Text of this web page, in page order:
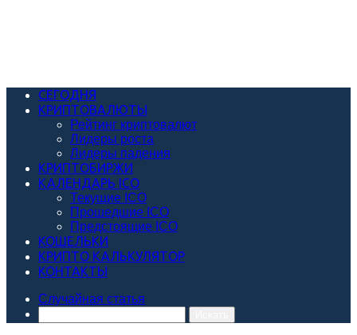
СЕГОДНЯ
КРИПТОВАЛЮТЫ
Рейтинг криптовалют
Лидеры роста
Лидеры падения
КРИПТОБИРЖИ
КАЛЕНДАРЬ ICO
Текущие ICO
Прошедшие ICO
Предстоящие ICO
КОШЕЛЬКИ
КРИПТО КАЛЬКУЛЯТОР
КОНТАКТЫ
Случайная статья